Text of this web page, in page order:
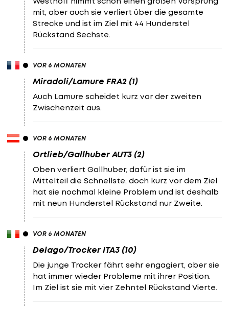
mit, aber auch sie verliert über die gesamte
Strecke und ist im Ziel mit 44 Hunderstel
Rückstand Sechste.
VOR 6 MONATEN
Miradoli/Lamure FRA2 (1)
Auch Lamure scheidet kurz vor der zweiten
Zwischenzeit aus.
VOR 6 MONATEN
Ortlieb/Gallhuber AUT3 (2)
Oben verliert Gallhuber, dafür ist sie im
Mittelteil die Schnellste, doch kurz vor dem Ziel
hat sie nochmal kleine Problem und ist deshalb
mit neun Hunderstel Rückstand nur Zweite.
VOR 6 MONATEN
Delago/Trocker ITA3 (10)
Die junge Trocker fährt sehr engagiert, aber sie
hat immer wieder Probleme mit ihrer Position.
Im Ziel ist sie mit vier Zehntel Rückstand Vierte.